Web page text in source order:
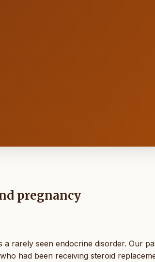
pregnancy
a rarely seen endocrine disorder. Our
had been receiving steroid